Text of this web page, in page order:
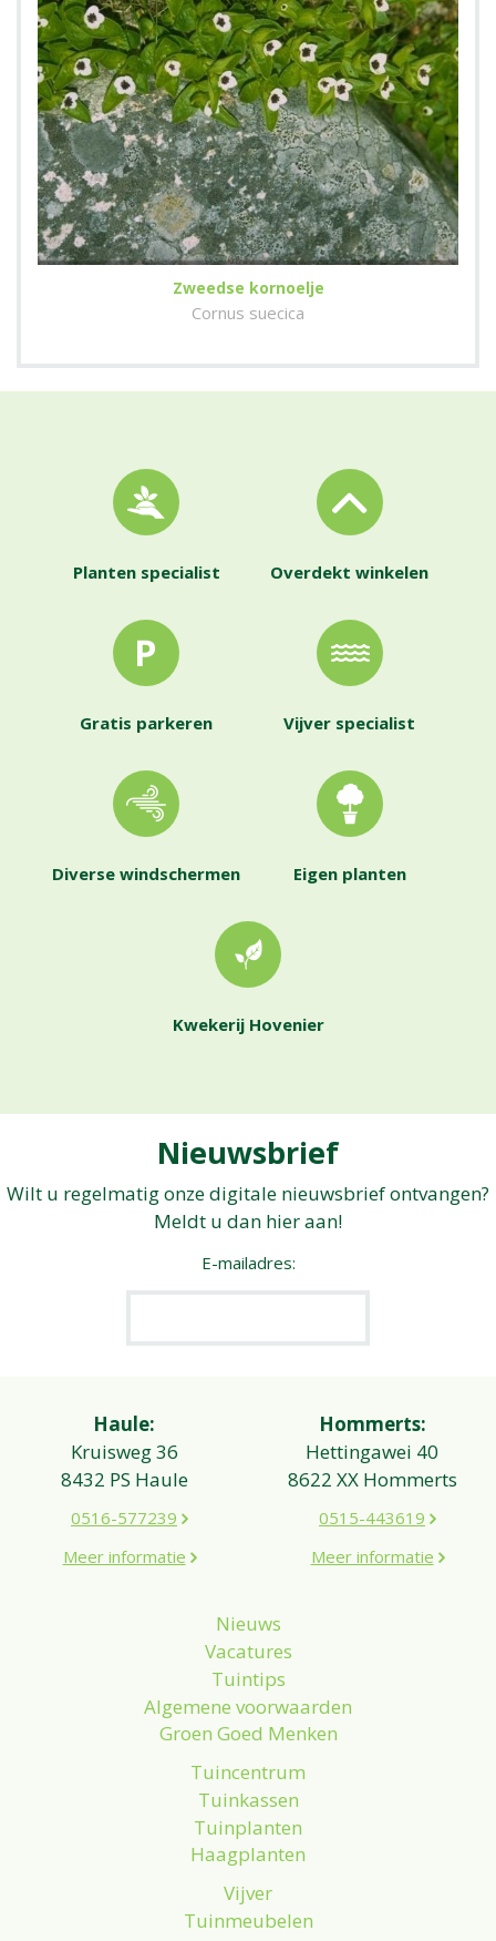
Zweedse kornoelje
Cornus suecica
Planten specialist Overdekt winkelen
Gratis parkeren Vijver specialist
Diverse windschermen Eigen planten
Kwekerij Hovenier
Nieuwsbrief
Wilt u regelmatig onze digitale nieuwsbrief ontvangen?
Meldt u dan hier aan!
E-mailadres:
Haule:
Kruisweg 36
8432 PS Haule
0516-577239
Meer informatie
Hommerts:
Hettingawei 40
8622 XX Hommerts
0515-443619
Meer informatie
Nieuws
Vacatures
Tuintips
Algemene voorwaarden
Groen Goed Menken
Tuincentrum
Tuinkassen
Tuinplanten
Haagplanten
Vijver
Tuinmeubelen